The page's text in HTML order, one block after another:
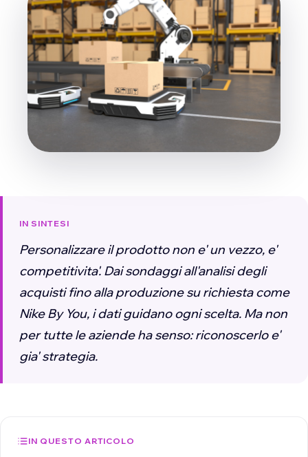
IN SINTESI
Personalizzare il prodotto non e' un vezzo, e'
competitivita'. Dai sondaggi all'analisi degli
acquisti fino alla produzione su richiesta come
Nike By You, i dati guidano ogni scelta. Ma non
per tutte le aziende ha senso: riconoscerlo e'
gia' strategia.
IN QUESTO ARTICOLO